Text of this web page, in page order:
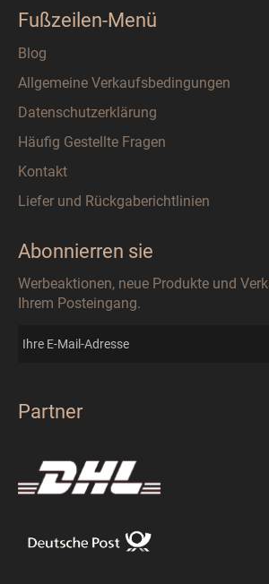
Fußzeilen-Menü
Blog
Allgemeine Verkaufsbedingungen
Datenschutzerklärung
Häufig Gestellte Fragen
Kontakt
Liefer und Rückgaberichtlinien
Abonnierren sie
Werbeaktionen, neue Produkte und
Ihrem Posteingang.
Partner